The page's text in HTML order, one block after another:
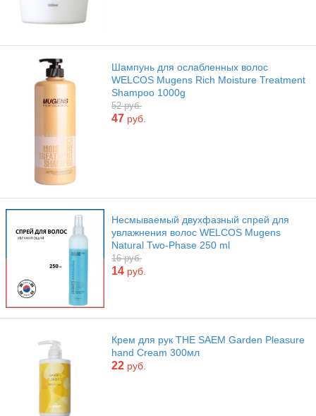
Шампунь для ослабленных волос
WELCOS Mugens Rich Moisture Treatment
Shampoo 1000g
52 руб.
47 руб.
Несмываемый двухфазный спрей для
увлажнения волос WELCOS Mugens
Natural Two-Phase 250 ml
16 руб.
14 руб.
Крем для рук THE SAEM Garden Pleasure
hand Cream 300мл
22 руб.